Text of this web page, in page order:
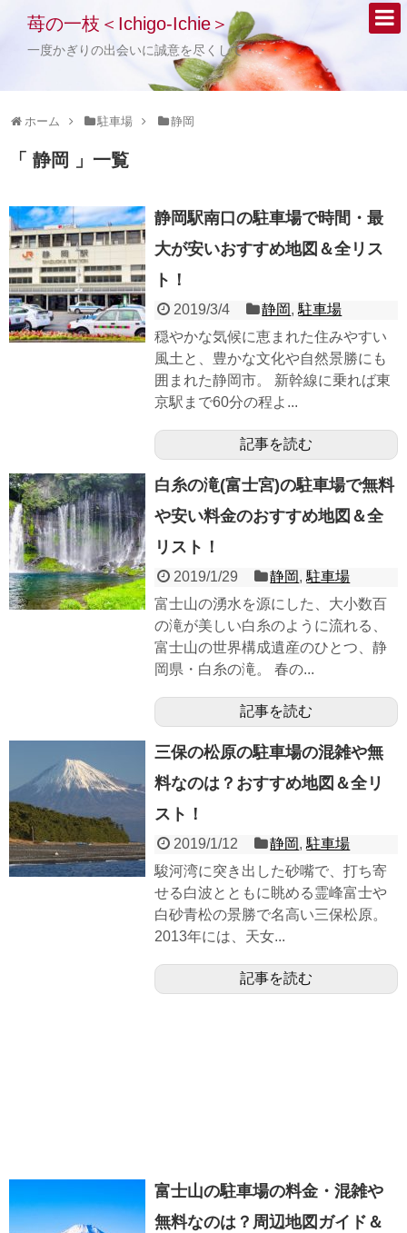
苺の一枝＜Ichigo-Ichie＞
一度かぎりの出会いに誠意を尽くして・・・
ホーム 駐車場 静岡
「 静岡 」一覧
静岡駅南口の駐車場で時間・最
大が安いおすすめ地図＆全リス
ト！
2019/3/4 静岡,駐車場
穏やかな気候に恵まれた住みやすい
風土と、豊かな文化や自然景勝にも
囲まれた静岡市。 新幹線に乗れば東
京駅まで60分の程よ...
記事を読む
白糸の滝(富士宮)の駐車場で無料
や安い料金のおすすめ地図＆全
リスト！
2019/1/29 静岡,駐車場
富士山の湧水を源にした、大小数百
の滝が美しい白糸のように流れる、
富士山の世界構成遺産のひとつ、静
岡県・白糸の滝。 春の...
記事を読む
三保の松原の駐車場の混雑や無
料なのは？おすすめ地図＆全リ
スト！
2019/1/12 静岡,駐車場
駿河湾に突き出した砂嘴で、打ち寄
せる白波とともに眺める霊峰富士や
白砂青松の景勝で名高い三保松原。
2013年には、天女...
記事を読む
富士山の駐車場の料金・混雑や
無料なのは？周辺地図ガイド＆